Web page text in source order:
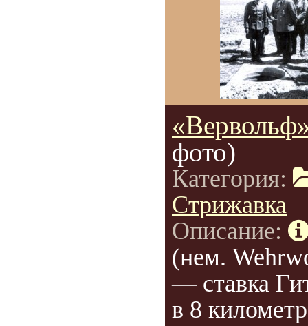
фото)
Категория:
Стрижавка
Описание:
(нем.
— ставка
в 8